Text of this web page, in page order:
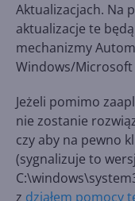
Aktualizacjach. Na
aktualizacje te
mechanizmy
Windows/Microsoft
Jeżeli pomimo
nie zostanie
czy aby na pewno
(sygnalizuje to
z działem pomocy